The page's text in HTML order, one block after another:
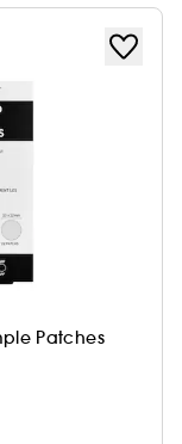
Patches